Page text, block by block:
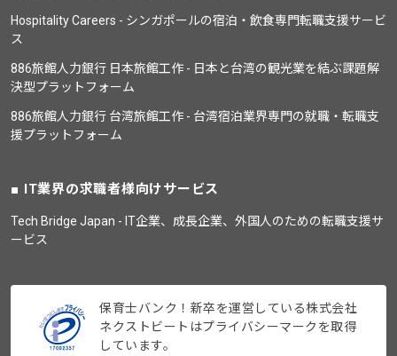
Hospitality Careers - シンガポールの宿泊・飲食専門転職支援サービ
ス
886旅館人力銀行 日本旅館工作 - 日本と台湾の観光業を結ぶ課題解
決型プラットフォーム
886旅館人力銀行 台湾旅館工作 - 台湾宿泊業界専門の就職・転職支
援プラットフォーム
IT業界の求職者様向けサービス
Tech Bridge Japan - IT企業、成長企業、外国人のための転職支援サ
ービス
保育士バンク！新卒を運営している株式会社
ネクストビートはプライバシーマークを取得
しています。